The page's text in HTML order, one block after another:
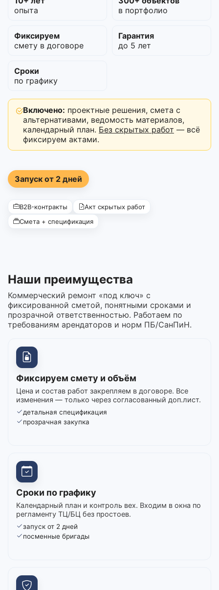
опыта
в портфолио
Фиксируем
смету в договоре
Гарантия
до 5 лет
Сроки
по графику
Включено: проектные решения, смета с
альтернативами, ведомость материалов,
календарный план. Без скрытых работ — всё
фиксируем актами.
Запуск от 2 дней
B2B-контракты
Акт скрытых работ
Смета + спецификация
Наши преимущества
Коммерческий ремонт «под ключ» с
фиксированной сметой, понятными сроками и
прозрачной ответственностью. Работаем по
требованиям арендаторов и норм ПБ/СанПиН.
Фиксируем смету и объём
Цена и состав работ закрепляем в договоре. Все
изменения — только через согласованный доп.лист.
детальная спецификация
прозрачная закупка
Сроки по графику
Календарный план и контроль вех. Входим в окна по
регламенту ТЦ/БЦ без простоев.
запуск от 2 дней
посменные бригады